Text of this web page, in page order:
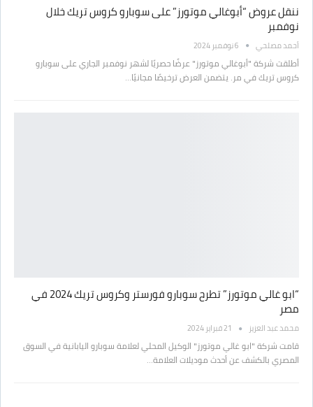
ننقل عروض “أبوغالي موتورز” على سوبارو كروس تريك خلال
نوفمبر
أحمد مصلحي 6 نوفمبر 2024
أطلقت شركة "أبوغالي موتورز" عرضًا حصريًا لشهر نوفمبر الجاري على سوبارو
كروس تريك في مر. يتضمن العرض ترخيصًا مجانيًا…
“ابو غالي موتورز” تطرح سوبارو فورستر وكروس تريك 2024 في
مصر
محمد عبد العزيز 21 فبراير 2024
قامت شركة "ابو غالي موتورز" الوكيل المحلي لعلامة سوبارو اليابانية في السوق
المصري بالكشف عن أحدث موديلات العلامة…